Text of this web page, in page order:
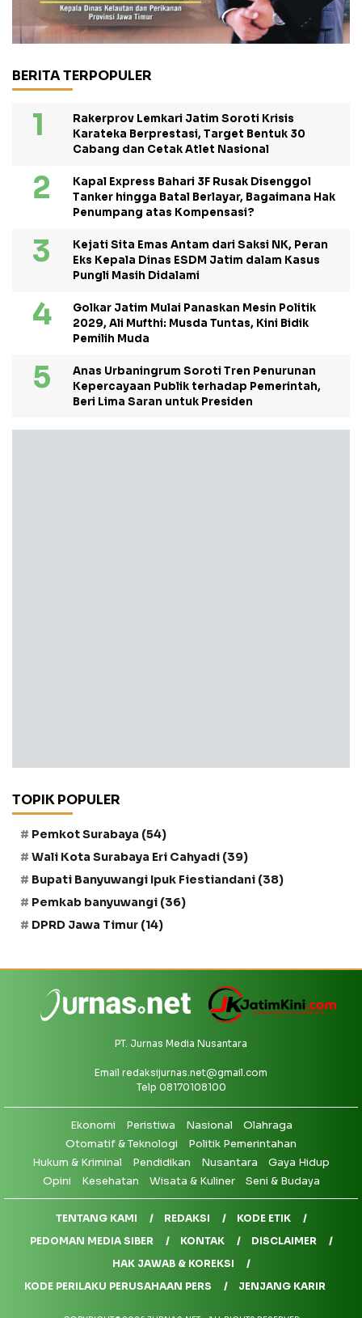
BERITA TERPOPULER
Rakerprov Lemkari Jatim Soroti Krisis
Karateka Berprestasi, Target Bentuk 30
Cabang dan Cetak Atlet Nasional
Kapal Express Bahari 3F Rusak Disenggol
Tanker hingga Batal Berlayar, Bagaimana Hak
Penumpang atas Kompensasi?
Kejati Sita Emas Antam dari Saksi NK, Peran
Eks Kepala Dinas ESDM Jatim dalam Kasus
Pungli Masih Didalami
Golkar Jatim Mulai Panaskan Mesin Politik
2029, Ali Mufthi: Musda Tuntas, Kini Bidik
Pemilih Muda
Anas Urbaningrum Soroti Tren Penurunan
Kepercayaan Publik terhadap Pemerintah,
Beri Lima Saran untuk Presiden
TOPIK POPULER
Pemkot Surabaya (54)
Wali Kota Surabaya Eri Cahyadi (39)
Bupati Banyuwangi Ipuk Fiestiandani (38)
Pemkab banyuwangi (36)
DPRD Jawa Timur (14)
PT. Jurnas Media Nusantara
Email redaksijurnas.net@gmail.com
Telp 08170108100
Ekonomi Peristiwa Nasional
Olahraga
Otomatif & Teknologi
Politik Pemerintahan
Hukum & Kriminal
Pendidikan Nusantara
Gaya Hidup
Opini
Kesehatan Wisata & Kuliner Seni & Budaya
TENTANG KAMI REDAKSI
KODE ETIK
PEDOMAN MEDIA SIBER
KONTAK
DISCLAIMER
HAK JAWAB & KOREKSI
KODE PERILAKU PERUSAHAAN PERS
JENJANG KARIR